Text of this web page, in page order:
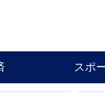
スポ